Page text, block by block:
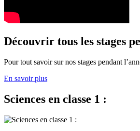
Découvrir tous les stages
Pour tout savoir sur nos stages pendant
En savoir plus
Sciences en classe 1 :